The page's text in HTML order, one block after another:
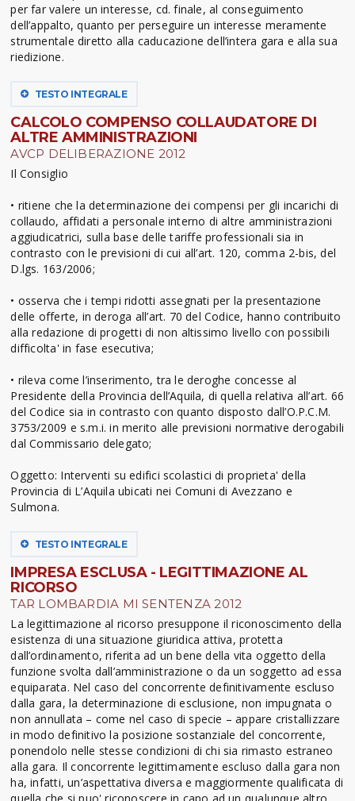
per far valere un interesse, cd. finale, al conseguimento
dell’appalto, quanto per perseguire un interesse meramente
strumentale diretto alla caducazione dell’intera gara e alla sua
riedizione.
TESTO INTEGRALE
CALCOLO COMPENSO COLLAUDATORE DI
ALTRE AMMINISTRAZIONI
AVCP DELIBERAZIONE 2012
Il Consiglio
• ritiene che la determinazione dei compensi per gli incarichi di
collaudo, affidati a personale interno di altre amministrazioni
aggiudicatrici, sulla base delle tariffe professionali sia in
contrasto con le previsioni di cui all’art. 120, comma 2-bis, del
D.lgs. 163/2006;
• osserva che i tempi ridotti assegnati per la presentazione
delle offerte, in deroga all’art. 70 del Codice, hanno contribuito
alla redazione di progetti di non altissimo livello con possibili
difficolta' in fase esecutiva;
• rileva come l’inserimento, tra le deroghe concesse al
Presidente della Provincia dell’Aquila, di quella relativa all’art. 66
del Codice sia in contrasto con quanto disposto dall’O.P.C.M.
3753/2009 e s.m.i. in merito alle previsioni normative derogabili
dal Commissario delegato;
Oggetto: Interventi su edifici scolastici di proprieta' della
Provincia di L’Aquila ubicati nei Comuni di Avezzano e
Sulmona.
TESTO INTEGRALE
IMPRESA ESCLUSA - LEGITTIMAZIONE AL
RICORSO
TAR LOMBARDIA MI SENTENZA 2012
La legittimazione al ricorso presuppone il riconoscimento della
esistenza di una situazione giuridica attiva, protetta
dall’ordinamento, riferita ad un bene della vita oggetto della
funzione svolta dall’amministrazione o da un soggetto ad essa
equiparata. Nel caso del concorrente definitivamente escluso
dalla gara, la determinazione di esclusione, non impugnata o
non annullata – come nel caso di specie – appare cristallizzare
in modo definitivo la posizione sostanziale del concorrente,
ponendolo nelle stesse condizioni di chi sia rimasto estraneo
alla gara. Il concorrente legittimamente escluso dalla gara non
ha, infatti, un’aspettativa diversa e maggiormente qualificata di
quella che si puo' riconoscere in capo ad un qualunque altro